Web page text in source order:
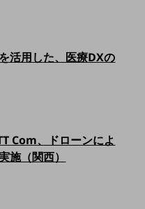
す
ご紹介します
活用した、医療DXの
Com、ドローンによ
施（関西）